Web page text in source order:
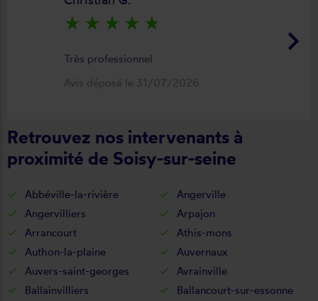
keyboard_arrow_right
star_rate star_rate star_rate star_rate star_rate
Très professionnel
Avis déposé le 31/07/2026
Retrouvez nos intervenants à
proximité de Soisy-sur-seine
Abbéville-la-rivière
Angerville
Angervilliers
Arpajon
Arrancourt
Athis-mons
Authon-la-plaine
Auvernaux
Auvers-saint-georges
Avrainville
Ballainvilliers
Ballancourt-sur-essonne